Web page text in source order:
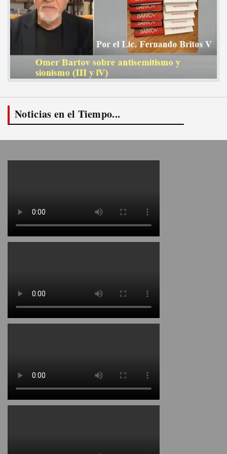
Noticias en el Tiempo...